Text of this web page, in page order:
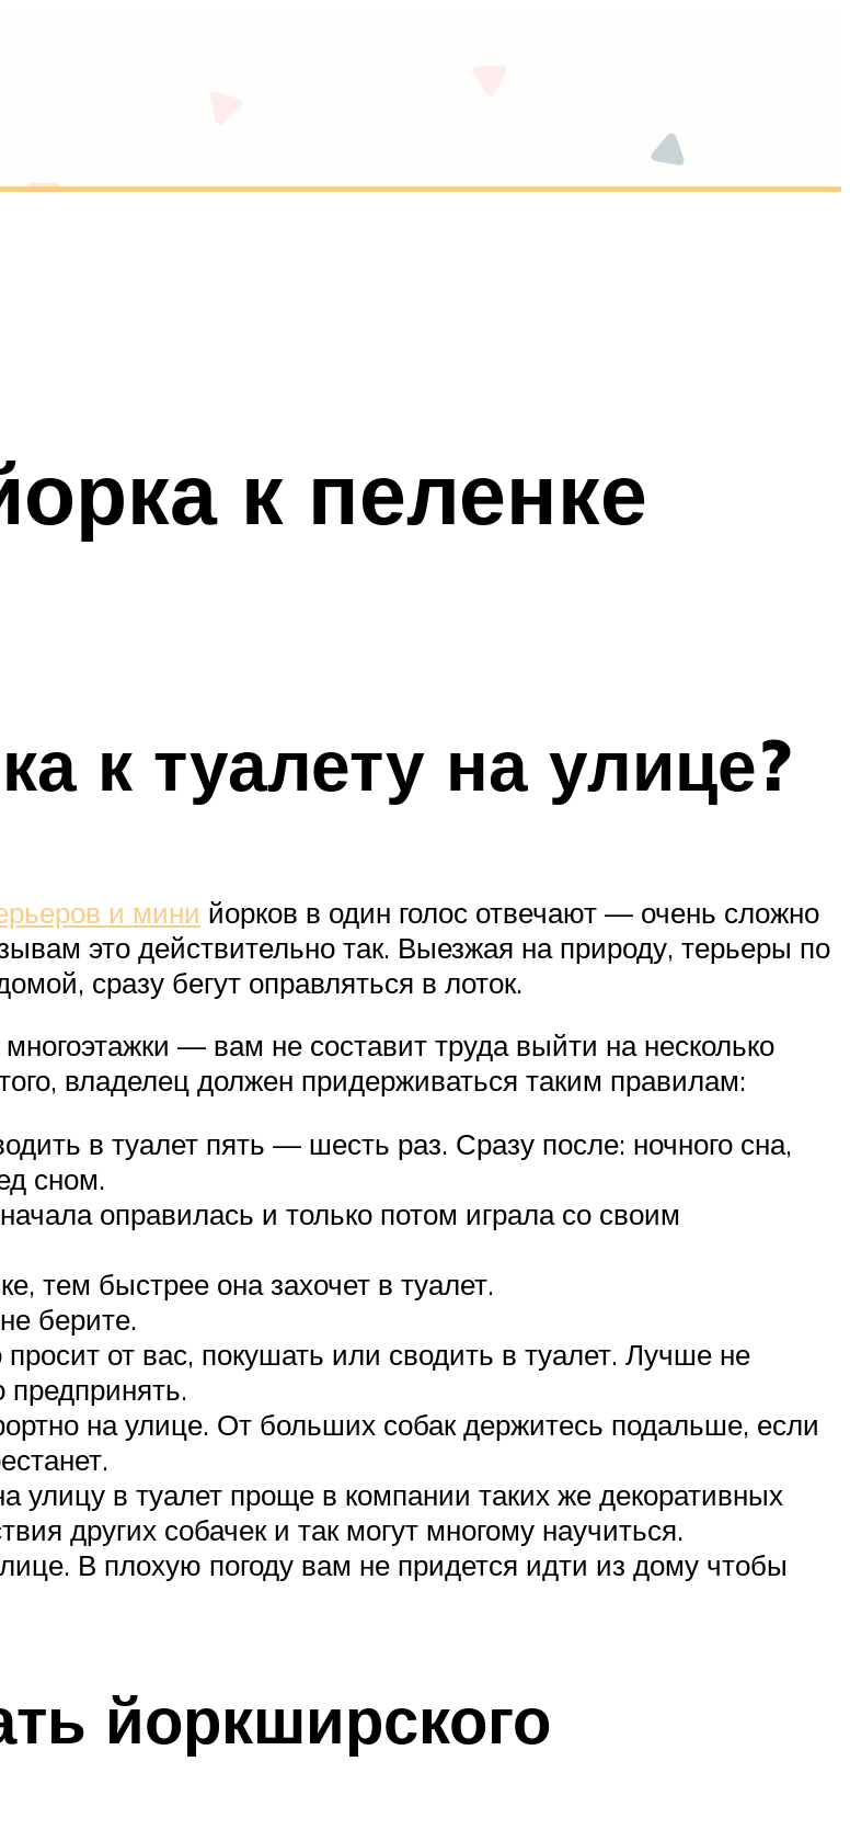
к пеленке
к туалету на улице?
и мини йорков в один голос отвечают — очень сложно
это действительно так. Выезжая на природу, терьеры по
сразу бегут оправляться в лоток.
— вам не составит труда выйти на несколько
владелец должен придерживаться таким правилам:
в туалет пять — шесть раз. Сразу после: ночного сна,
сном.
оправилась и только потом играла со своим
тем быстрее она захочет в туалет.
берите.
просит от вас, покушать или сводить в туалет. Лучше не
предпринять.
на улице. От больших собак держитесь подальше, если
улицу в туалет проще в компании таких же декоративных
других собачек и так могут многому научиться.
В плохую погоду вам не придется идти из дому чтобы
йоркширского